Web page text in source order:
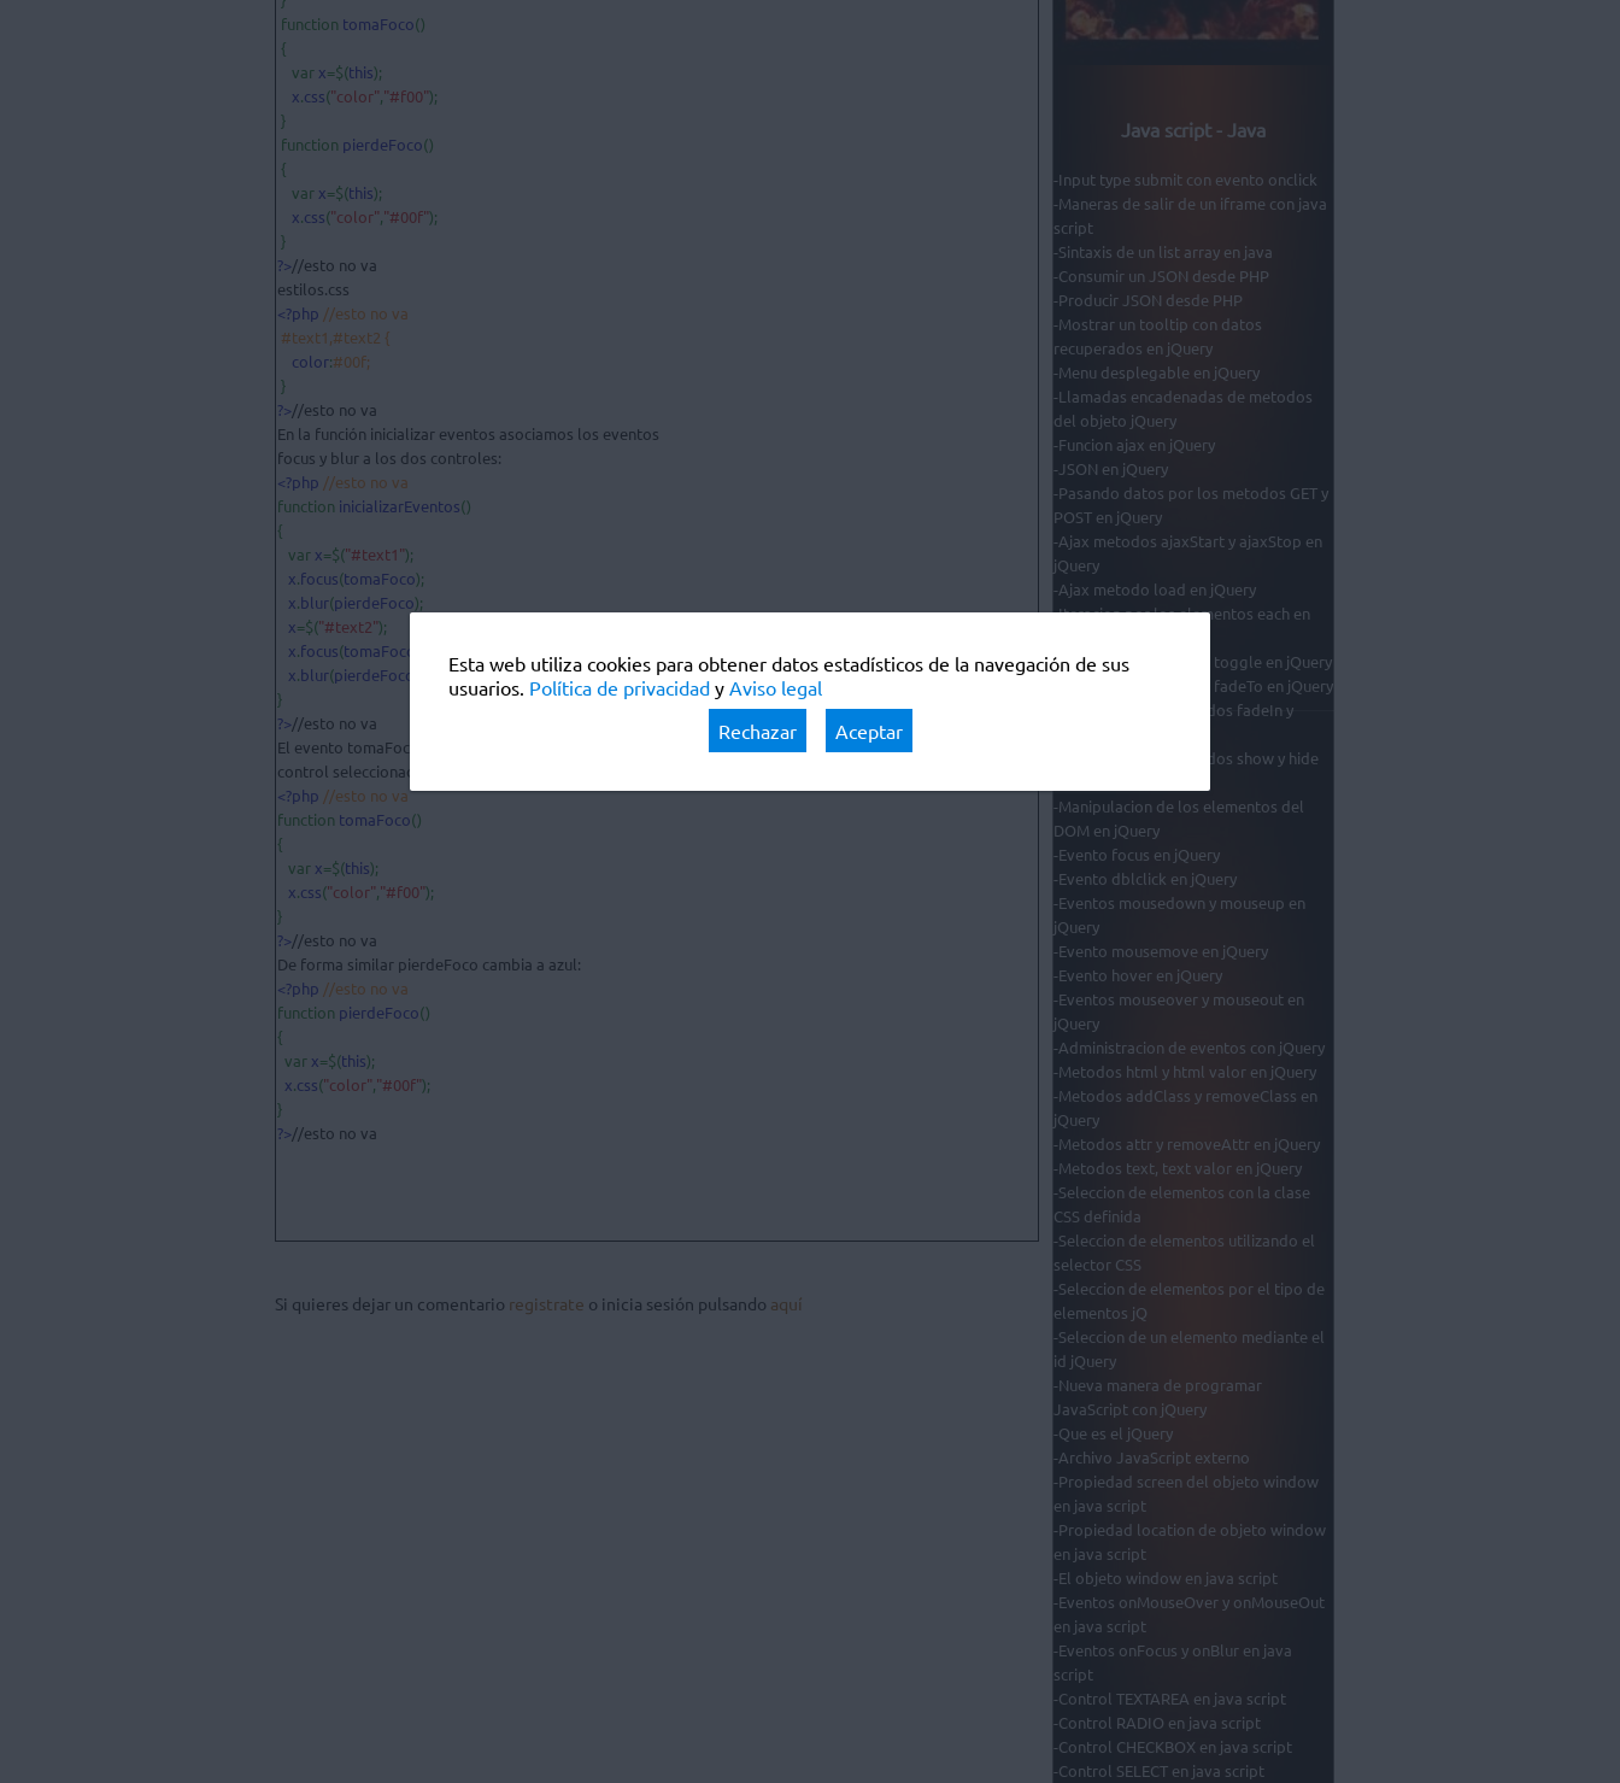
function tomaFoco()
{
    var
x=$(this);
x.css("color","#f00");
}
function pierdeFoco()
{
    var
x=$(this);
x.css("color","#00f");
?>//esto no va
<?php //esto no va
#text1,#text2 {
color:#00f;
?>//esto no va
En la función inicializar eventos asociamos los eventos
<?php
function inicializarEventos()
{
   var
x=$("#text1");
x.focus(tomaFoco);
x.blur(pierdeFoco);
x=$("#text2");
x.focus(tomaFoco
x.blur(pierdeFoco
?>//esto no va
El evento tomaFoco cambia de color a rojo al texto del
<?php
function tomaFoco()
{
   var
x=$(this);
x.css("color","#f00");
?>//esto no va
<?php
function pierdeFoco()
{
  var
x=$(this);
x.css("color","#00f");
?>//esto no va
Si quieres dejar un comentario registrate o inicia sesión pulsando aquí
Java script - Java
-Input type submit con evento onclick
-Maneras de salir de un iframe con java
script
-Sintaxis de un list array en java
-Consumir un JSON desde PHP
-Producir JSON desde PHP
-Mostrar un tooltip con datos
recuperados en jQuery
-Menu desplegable en jQuery
-Llamadas encadenadas de metodos
del objeto jQuery
-Funcion ajax en jQuery
-JSON en jQuery
-Pasando datos por los metodos GET y
POST en jQuery
-Ajax metodos ajaxStart y ajaxStop en
jQuery
-Ajax metodo load en jQuery
-Iteracion por los elementos each en
-Efecto con el metodo toggle en jQuery
-Efecto con el metodo fadeTo en jQuery
-Efectos con los metodos fadeIn y
-Efectos con los metodos show y hide
-Manipulacion de los elementos del
DOM en jQuery
-Evento focus en jQuery
-Evento dblclick en jQuery
-Eventos mousedown y mouseup en
jQuery
-Evento mousemove en jQuery
-Evento hover en jQuery
-Eventos mouseover y mouseout en
jQuery
-Administracion de eventos con jQuery
-Metodos html y html valor en jQuery
-Metodos addClass y removeClass en
jQuery
-Metodos attr y removeAttr en jQuery
-Metodos text, text valor en jQuery
-Seleccion de elementos con la clase
CSS definida
-Seleccion de elementos utilizando el
selector CSS
-Seleccion de elementos por el tipo de
elementos jQ
-Seleccion de un elemento mediante el
id jQuery
-Nueva manera de programar
JavaScript con jQuery
-Que es el jQuery
-Archivo JavaScript externo
-Propiedad screen del objeto window
en java script
-Propiedad location de objeto window
en java script
-El objeto window en java script
-Eventos onMouseOver y onMouseOut
en java script
-Eventos onFocus y onBlur en java
script
-Control TEXTAREA en java script
-Control RADIO en java script
-Control CHECKBOX en java script
-Control SELECT en java script
Esta web utiliza cookies para obtener datos estadísticos de la navegación de sus
usuarios. Política de privacidad y Aviso legal
Rechazar
Aceptar